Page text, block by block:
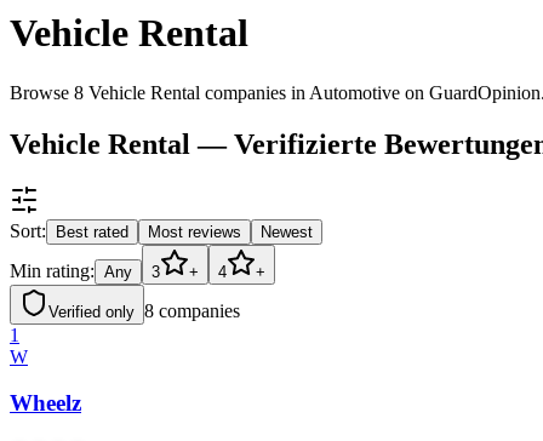
Vehicle Rental
Browse 8 Vehicle Rental companies in Automotive on GuardOpinion.
Vehicle Rental — Verifizierte
Sort: Best rated Most reviews Newest
Min rating: Any 3 + 4 +
Verified only 8 companies
1
W
Wheelz